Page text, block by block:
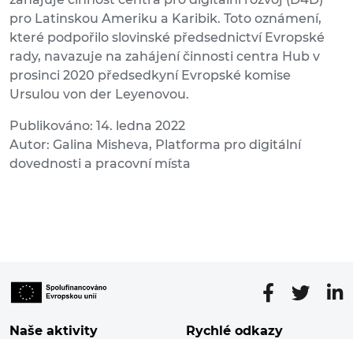
pro Latinskou Ameriku a Karibik. Toto oznámení,
které podpořilo slovinské předsednictví Evropské
rady, navazuje na zahájení činnosti centra Hub v
prosinci 2020 předsedkyní Evropské komise
Ursulou von der Leyenovou.
Publikováno: 14. ledna 2022
Autor: Galina Misheva, Platforma pro digitální
dovednosti a pracovní místa
Naše aktivity Rychlé odkazy